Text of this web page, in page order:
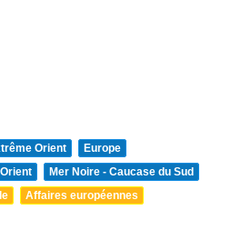
Orient
Europe
Mer Noire - Caucase du Sud
Affaires européennes